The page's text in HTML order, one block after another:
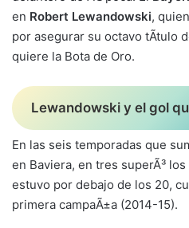
en Robert Lewandowski,
por asegurar su octavo tÃ­tulo
quiere la Bota de Oro.
Lewandowski y el gol
En las seis temporadas que
en Baviera, en tres superÃ³
estuvo por debajo de los 20,
primera campaÃ±a (2014-15).